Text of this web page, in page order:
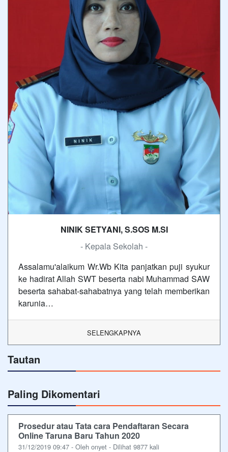
NINIK SETYANI, S.SOS M.SI
- Kepala Sekolah -
Assalamu'alaikum Wr.Wb Kita panjatkan puji syukur
ke hadirat Allah SWT beserta nabi Muhammad SAW
beserta sahabat-sahabatnya yang telah memberikan
karunia…
SELENGKAPNYA
Tautan
Paling Dikomentari
Prosedur atau Tata cara Pendaftaran Secara
Online Taruna Baru Tahun 2020
31/12/2019 09:47 - Oleh onyet - Dilihat 9877 kali